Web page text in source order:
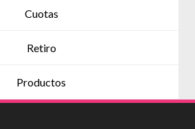
Cuotas
Retiro
Productos